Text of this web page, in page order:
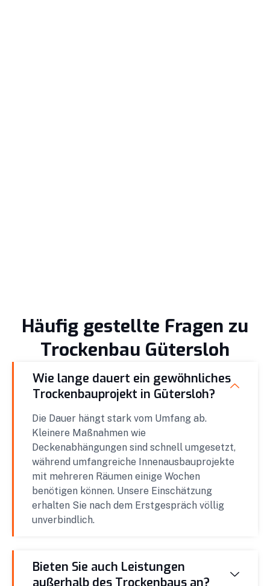
Häufig gestellte Fragen zu
Trockenbau Gütersloh
Wie lange dauert ein gewöhnliches
Trockenbauprojekt in Gütersloh?
Die Dauer hängt stark vom Umfang ab.
Kleinere Maßnahmen wie
Deckenabhängungen sind schnell umgesetzt,
während umfangreiche Innenausbauprojekte
mit mehreren Räumen einige Wochen
benötigen können. Unsere Einschätzung
erhalten Sie nach dem Erstgespräch völlig
unverbindlich.
Bieten Sie auch Leistungen